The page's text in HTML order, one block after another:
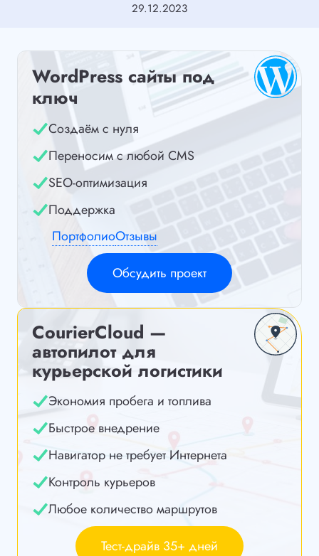
29.12.2023
WordPress сайты под
ключ
Создаём с нуля
Переносим с любой CMS
SEO-оптимизация
Поддержка
ПортфолиоОтзывы
Обсудить проект
CourierCloud —
автопилот для
курьерской логистики
Экономия пробега и топлива
Быстрое внедрение
Навигатор не требует Интернета
Контроль курьеров
Любое количество маршрутов
Тест-драйв 35+ дней